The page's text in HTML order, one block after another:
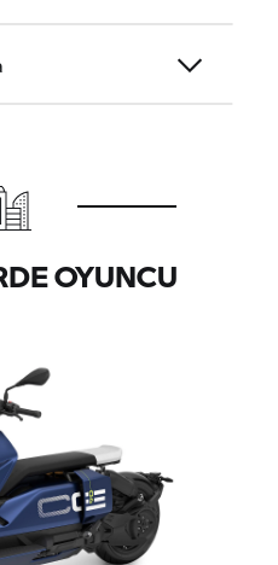
OYUNCU